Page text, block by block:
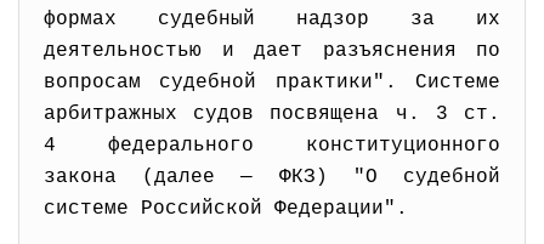
формах судебный надзор за их
деятельностью и дает разъяснения по
вопросам судебной практики". Системе
арбитражных судов посвящена ч. 3 ст.
4 федерального конституционного
закона (далее — ФКЗ) "О судебной
системе Российской Федерации".